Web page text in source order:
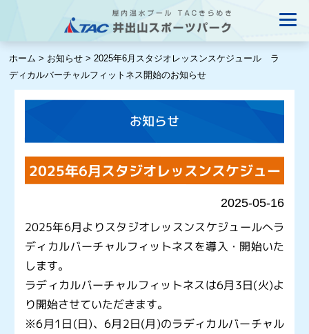
ホーム > お知らせ >2025年6月スタジオレッスンスケジュール ラ
ディカルバーチャルフィットネス開始のお知らせ
お知らせ
2025年6月スタジオレッスンスケジュー
ル ラディカルバーチャルフィットネス
開始のお知らせ
2025-05-16
2025年6月よりスタジオレッスンスケジュールへラ
ディカルバーチャルフィットネスを導入・開始いた
します。
ラディカルバーチャルフィットネスは6月3日(火)よ
り開始させていただきます。
※6月1日(日)、6月2日(月)のラディカルバーチャル